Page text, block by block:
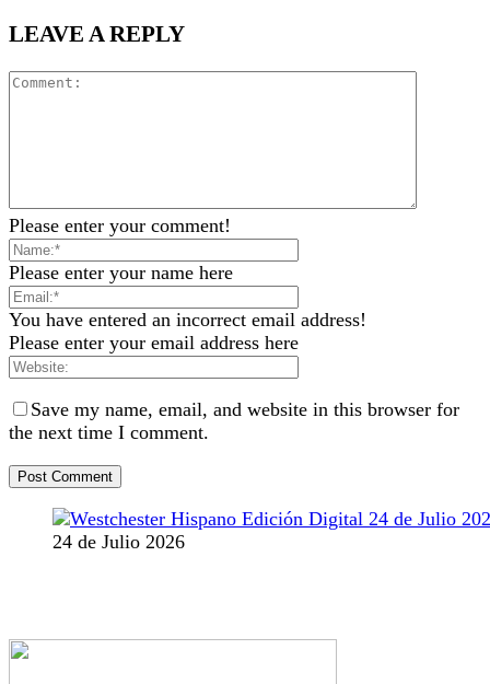
LEAVE A REPLY
Please enter your comment!
Please enter your name here
You have entered an incorrect email address!
Please enter your email address here
Save my name, email, and website in this browser for
the next time I comment.
24 de Julio 2026